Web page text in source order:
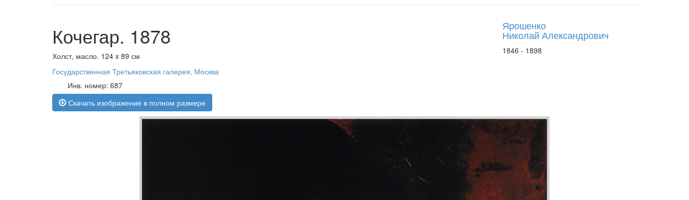
Кочегар. 1878
Холст, масло. 124 x 89 см
Государственная Третьяковская галерея, Москва
Инв. номер: 687
Скачать изображение в полном размере
Ярошенко
Николай Александрович
1846 - 1898